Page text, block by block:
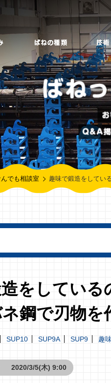
でも相談室 趣味で鍛造をしてい
をしてい
鋼で刃物を
SUP10 SUP9A SUP9 趣
2020/3/5(木) 9:00